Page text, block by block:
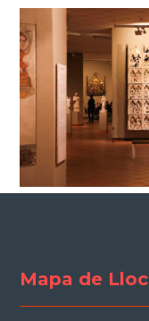
Mapa de Lloc